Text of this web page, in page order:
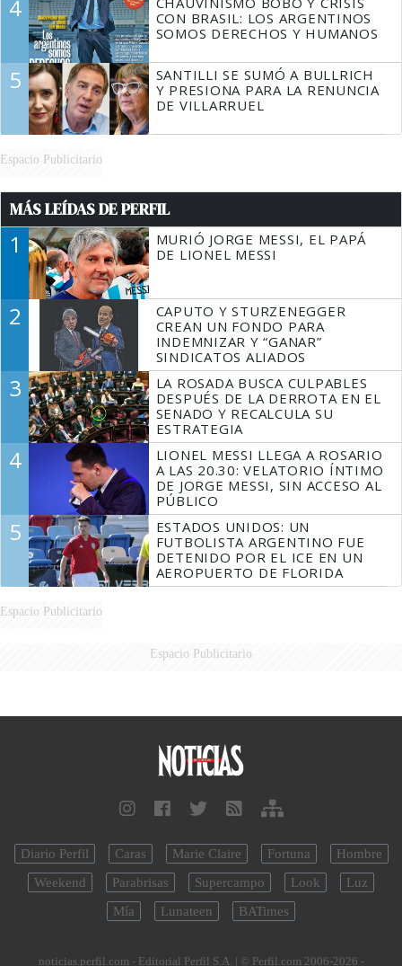
4
CON BRASIL: LOS ARGENTINOS
SOMOS DERECHOS Y HUMANOS
5
SANTILLI SE SUMÓ A BULLRICH
Y PRESIONA PARA LA RENUNCIA
DE VILLARRUEL
Espacio Publicitario
MÁS LEÍDAS DE PERFIL
1
MURIÓ JORGE MESSI, EL PAPÁ
DE LIONEL MESSI
2
CAPUTO Y STURZENEGGER
CREAN UN FONDO PARA
INDEMNIZAR Y “GANAR”
SINDICATOS ALIADOS
3
LA ROSADA BUSCA CULPABLES
DESPUÉS DE LA DERROTA EN EL
SENADO Y RECALCULA SU
ESTRATEGIA
4
LIONEL MESSI LLEGA A ROSARIO
A LAS 20.30: VELATORIO ÍNTIMO
DE JORGE MESSI, SIN ACCESO AL
PÚBLICO
5
ESTADOS UNIDOS: UN
FUTBOLISTA ARGENTINO FUE
DETENIDO POR EL ICE EN UN
AEROPUERTO DE FLORIDA
Espacio Publicitario
Espacio Publicitario
Diario Perfil Caras Marie Claire Fortuna
Hombre
Weekend
Parabrisas Supercampo Look
Luz
Mía
Lunateen BATimes
noticias.perfil.com - Editorial Perfil S.A. | © Perfil.com 2006-2026 -